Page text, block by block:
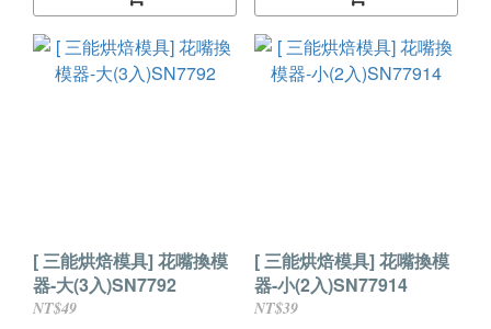
[ 三能烘焙模具] 花嘴換模
器-大(3入)SN7792
NT$49
[ 三能烘焙模具] 花嘴換模
器-小(2入)SN77914
NT$39